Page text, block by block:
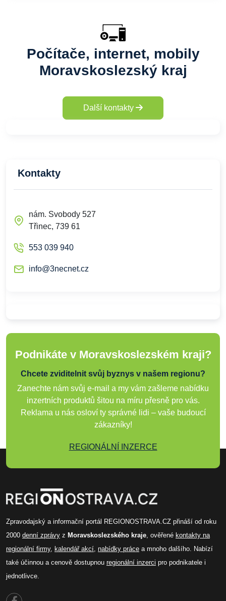
Počítače, internet, mobily
Moravskoslezský kraj
Další kontakty
Kontakty
nám. Svobody 527
Třinec, 739 61
553 039 940
info@3necnet.cz
Podnikáte v Moravskoslezském kraji?
Chcete zviditelnit svůj byznys v našem regionu?
Zanechte nám svůj e-mail a my vám zašleme nabídku
inzertních produktů šitou na míru přesně pro vás.
Reklama u nás osloví ty správné lidi – vaše budoucí
zákazníky!
REGIONÁLNÍ INZERCE
Zpravodajský a informační portál REGIONOSTRAVA.CZ přináší od roku
2000 denní zprávy z Moravskoslezského kraje , ověřené kontakty na
regionální firmy, kalendář akcí nabídky práce a mnoho dalšího. Nabízí
také účinnou a cenově dostupnou regionální inzerci pro podnikatele i
jednotlivce.